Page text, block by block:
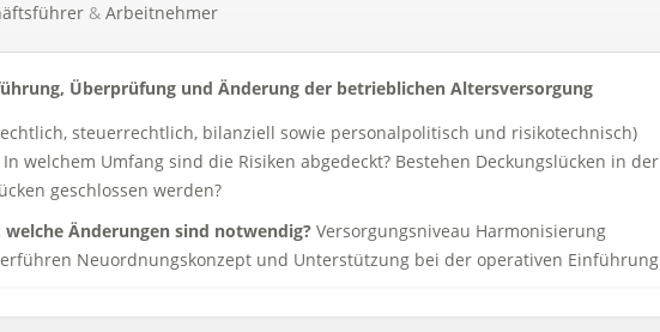
& Arbeitnehmer
Überprüfung und Änderung der betrieblichen Altersversorgung
steuerrechtlich, bilanziell sowie personalpolitisch und risikotechnisch)
welchem Umfang sind die Risiken abgedeckt? Bestehen Deckungslücken in der
geschlossen werden?
Änderungen sind notwendig?Versorgungsniveau Harmonisierung
Neuordnungskonzept und Unterstützung bei der operativen Einführung